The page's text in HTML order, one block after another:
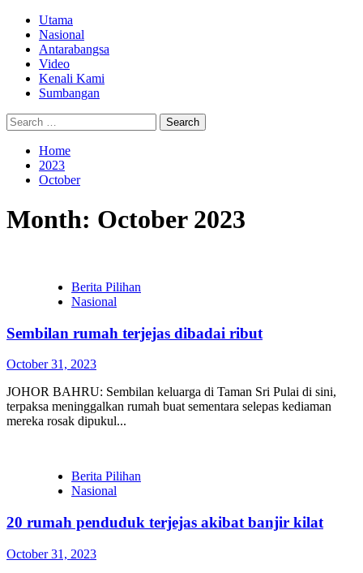
Skip
content
Primary
Menu
Utama
Nasional
Antarabangsa
Video
Kenali Kami
Sumbangan
Search
for:
Home
2023
October
Month: October 2023
Berita Pilihan
Nasional
Sembilan rumah terjejas dibadai ribut
October 31, 2023
JOHOR BAHRU: Sembilan keluarga di Taman Sri Pulai di sini,
terpaksa meninggalkan rumah buat sementara selepas kediaman
mereka rosak dipukul...
Berita Pilihan
Nasional
20 rumah penduduk terjejas akibat banjir kilat
October 31, 2023